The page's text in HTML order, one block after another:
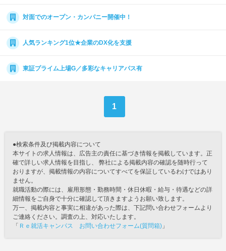
対面でのオープン・カンパニー開催中！
人気ランキング1位★企業のDX化を支援
東証プライム上場G／多彩なキャリアパス有
1
●検索条件及び掲載内容について
本サイトの求人情報は、広告主の責任に基づき情報を掲載しています。正
確で詳しい求人情報を目指し、 弊社による掲載内容の確認を随時行って
おりますが、掲載情報の内容についてすべてを保証しているわけではあり
ません。
就職活動の際には、雇用形態・勤務時間・休日休暇・給与・待遇などの詳
細情報をご自身で十分に確認して頂きますようお願い致します。
万一、掲載内容と事実に相違があった際は、下記問い合わせフォームより
ご連絡ください。調査の上、対応いたします。
「 Ｒｅ就活キャンパス お問い合わせフォーム(質問箱) 」